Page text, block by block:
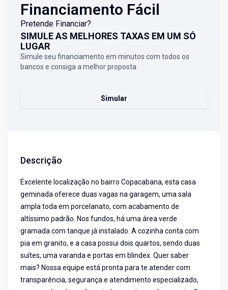
Financiamento Fácil
Pretende Financiar?
SIMULE AS MELHORES TAXAS EM UM SÓ
LUGAR
Simule seu financiamento em minutos com todos os
bancos e consiga a melhor proposta.
Simular
Descrição
Excelente localização no bairro Copacabana, esta casa
geminada oferece duas vagas na garagem, uma sala
ampla toda em porcelanato, com acabamento de
altíssimo padrão. Nos fundos, há uma área verde
gramada com tanque já instalado. A cozinha conta com
pia em granito, e a casa possui dois quartos, sendo duas
suítes, uma varanda e portas em blindex. Quer saber
mais? Nossa equipe está pronta para te atender com
transparência, segurança e atendimento especializado,